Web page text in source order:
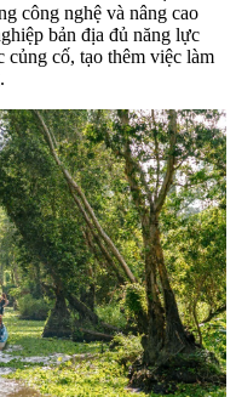
công nghệ và nâng cao
bản địa đủ năng lực
củng cố, tạo thêm việc làm